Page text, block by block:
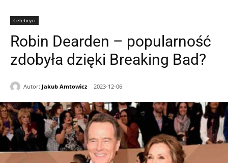
Celebryci
Robin Dearden – popularność
zdobyła dzięki Breaking Bad?
Autor: Jakub Amtowicz 2023-12-06